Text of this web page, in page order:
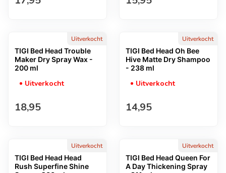
Uitverkocht
TIGI Bed Head Trouble
Maker Dry Spray Wax -
200 ml
Uitverkocht
Normale prijs
18,95
Uitverkocht
TIGI Bed Head Oh Bee
Hive Matte Dry Shampoo
- 238 ml
Uitverkocht
Normale prijs
14,95
Uitverkocht
TIGI Bed Head Head
Rush Superfine Shine
Uitverkocht
TIGI Bed Head Queen For
A Day Thickening Spray